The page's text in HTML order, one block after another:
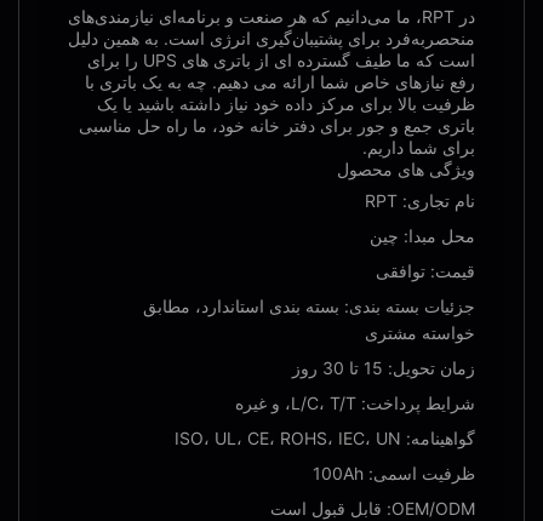
در RPT، ما می‌دانیم که هر صنعت و برنامه‌ای نیازمندی‌های
منحصربه‌فرد برای پشتیبان‌گیری انرژی است. به همین دلیل
است که ما طیف گسترده ای از باتری های UPS را برای
رفع نیازهای خاص شما ارائه می دهیم. چه به یک باتری با
ظرفیت بالا برای مرکز داده خود نیاز داشته باشید یا یک
باتری جمع و جور برای دفتر خانه خود، ما راه حل مناسبی
برای شما داریم.
ویژگی های محصول
نام تجاری: RPT
محل مبدا: چین
قیمت: توافقی
جزئیات بسته بندی: بسته بندی استاندارد، مطابق
خواسته مشتری
زمان تحویل: 15 تا 30 روز
شرایط پرداخت: L/C، T/T، و غیره
گواهینامه: ISO، UL، CE، ROHS، IEC، UN
ظرفیت اسمی: 100Ah
OEM/ODM: قابل قبول است